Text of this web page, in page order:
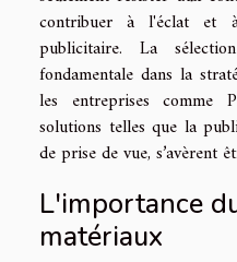
contribuer à l'éclat et
publicitaire. La
fondamentale dans la
les entreprises comme
solutions telles que la
de prise de vue, s’avèrent
L'importance
matériaux